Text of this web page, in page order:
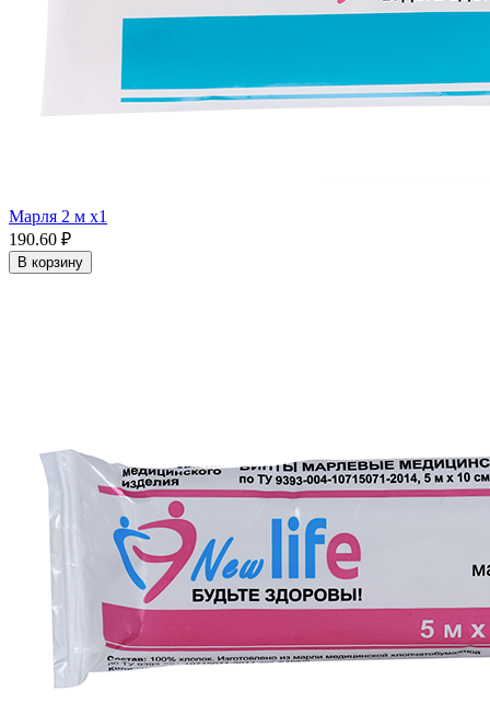
Марля 2 м x1
190.60 ₽
В корзину